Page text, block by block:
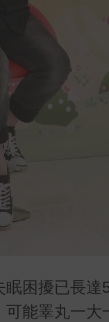
困擾已長
能睪丸一大